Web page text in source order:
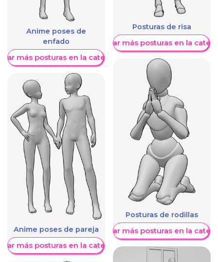
Anime poses de
enfado
más posturas en la categoría
Anime poses de pareja
más posturas en la categoría
Posturas de risa
Mostrar más posturas en la
Posturas de rodillas
Mostrar más posturas en la